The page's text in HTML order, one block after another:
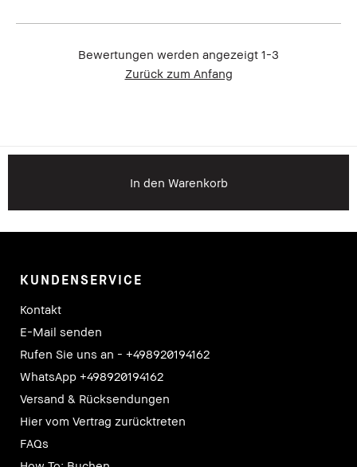
Bewertungen werden angezeigt 1-3
Zurück zum Anfang
In den Warenkorb
KUNDENSERVICE
Kontakt
E-Mail senden
Rufen Sie uns an - +498920194162
WhatsApp +498920194162
Versand & Rücksendungen
Hier vom Vertrag zurücktreten
FAQs